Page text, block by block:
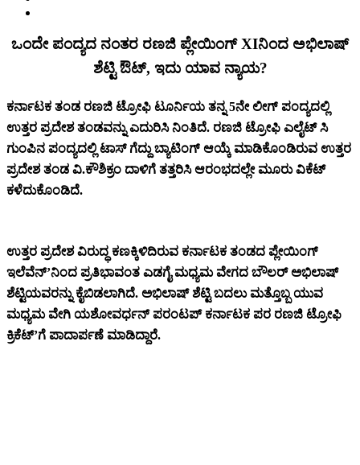
ಒಂದೇ ಪಂದ್ಯದ ನಂತರ ರಣಜಿ ಪ್ಲೇಯಿಂಗ್ XIನಿಂದ ಅಭಿಲಾಷ್
ಶೆಟ್ಟಿ ಔಟ್, ಇದು ಯಾವ ನ್ಯಾಯ?
ಕರ್ನಾಟಕ ತಂಡ ರಣಜಿ ಟ್ರೋಫಿ ಟೂರ್ನಿಯ ತನ್ನ 5ನೇ ಲೀಗ್ ಪಂದ್ಯದಲ್ಲಿ
ಉತ್ತರ ಪ್ರದೇಶ ತಂಡವನ್ನು ಎದುರಿಸಿ ನಿಂತಿದೆ. ರಣಜಿ ಟ್ರೋಫಿ ಎಲೈಟ್ ಸಿ
ಗುಂಪಿನ ಪಂದ್ಯದಲ್ಲಿ ಟಾಸ್ ಗೆದ್ದು ಬ್ಯಾಟಿಂಗ್ ಆಯ್ಕೆ ಮಾಡಿಕೊಂಡಿರುವ ಉತ್ತರ
ಪ್ರದೇಶ ತಂಡ ವಿ.ಕೌಶಿಕ್ರಂ ದಾಳಿಗೆ ತತ್ತರಿಸಿ ಆರಂಭದಲ್ಲೇ ಮೂರು ವಿಕೆಟ್
ಕಳೆದುಕೊಂಡಿದೆ.
ಉತ್ತರ ಪ್ರದೇಶ ವಿರುದ್ಧ ಕಣಕ್ಕಿಳಿದಿರುವ ಕರ್ನಾಟಕ ತಂಡದ ಪ್ಲೇಯಿಂಗ್
ಇಲೆವೆನ್’ನಿಂದ ಪ್ರತಿಭಾವಂತ ಎಡಗೈ ಮಧ್ಯಮ ವೇಗದ ಬೌಲರ್ ಅಭಿಲಾಷ್
ಶೆಟ್ಟಿಯವರನ್ನು ಕೈಬಿಡಲಾಗಿದೆ. ಅಭಿಲಾಷ್ ಶೆಟ್ಟಿ ಬದಲು ಮತ್ತೊಬ್ಬ ಯುವ
ಮಧ್ಯಮ ವೇಗಿ ಯಶೋವರ್ಧನ್ ಪರಂಟಪ್ ಕರ್ನಾಟಕ ಪರ ರಣಜಿ ಟ್ರೋಫಿ
ಕ್ರಿಕೆಟ್’ಗೆ ಪಾದಾರ್ಪಣೆ ಮಾಡಿದ್ದಾರೆ.